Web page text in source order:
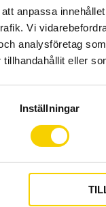
anpassa
Vi
analysföretag
eller
Inställningar